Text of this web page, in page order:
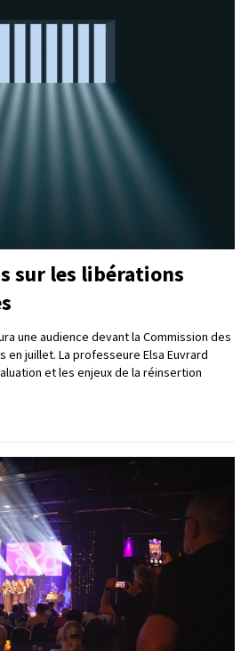
sur les libérations
une audience devant la Commission des
juillet. La professeure Elsa Euvrard
et les enjeux de la réinsertion